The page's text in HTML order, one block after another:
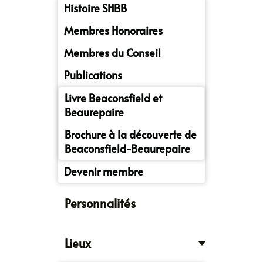
Histoire SHBB
Membres Honoraires
Membres du Conseil
Publications
Livre Beaconsfield et
Beaurepaire
Brochure à la découverte de
Beaconsfield-Beaurepaire
Devenir membre
Personnalités
Lieux